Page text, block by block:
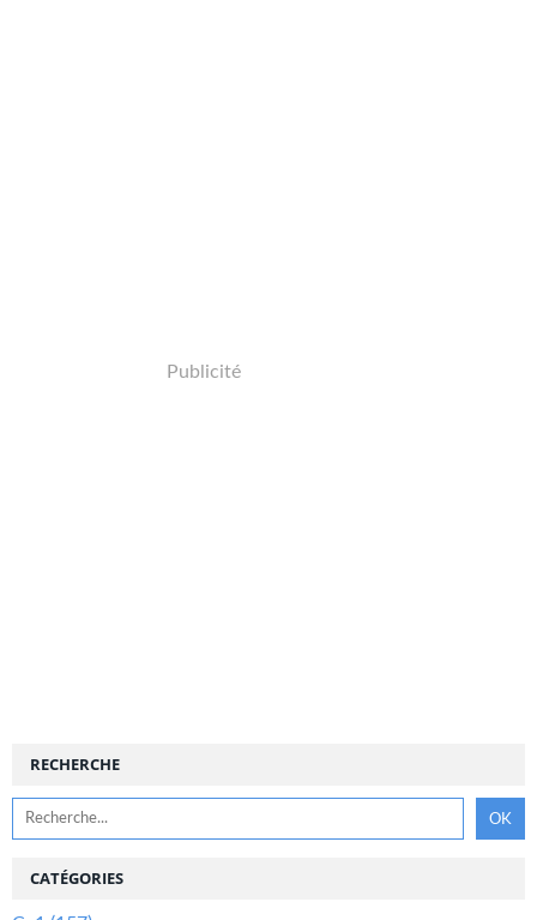
Publicité
RECHERCHE
CATÉGORIES